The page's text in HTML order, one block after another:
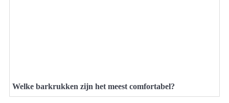
Welke barkrukken zijn het meest comfortabel?